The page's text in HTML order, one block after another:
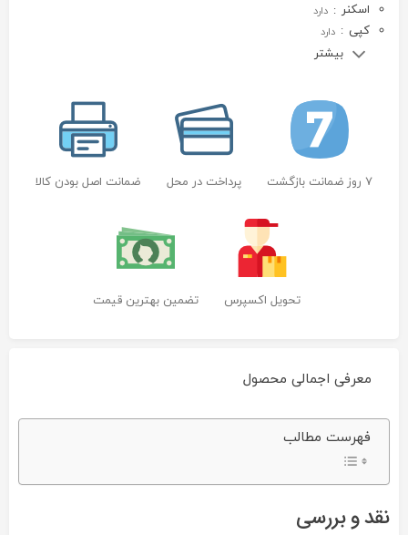
اسکنر : دارد
کپی : دارد
بیشتر
7 روز ضمانت بازگشت پرداخت در محل ضمانت اصل بودن کالا
تحویل اکسپرس تضمین بهترین قیمت
معرفی اجمالی محصول
پرینتر
چندکاره
جوهرافشان
مدل
OfficeJet
فهرست مطالب
نقد و بررسی